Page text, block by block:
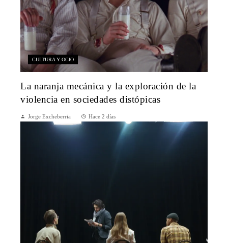
CULTURA Y OCIO
La naranja mecánica y la exploración de la
violencia en sociedades distópicas
Jorge Excheberria Hace 2 días